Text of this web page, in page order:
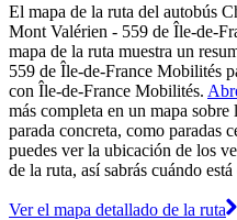
El mapa de la ruta del autobús
Mont Valérien - 559 de Île-de-
mapa de la ruta muestra un
559 de Île-de-France Mobilités
con Île-de-France Mobilités.
más completa en un mapa
parada concreta, como paradas
puedes ver la ubicación de los
de la ruta, así sabrás cuándo
Ver el mapa detallado de la ruta